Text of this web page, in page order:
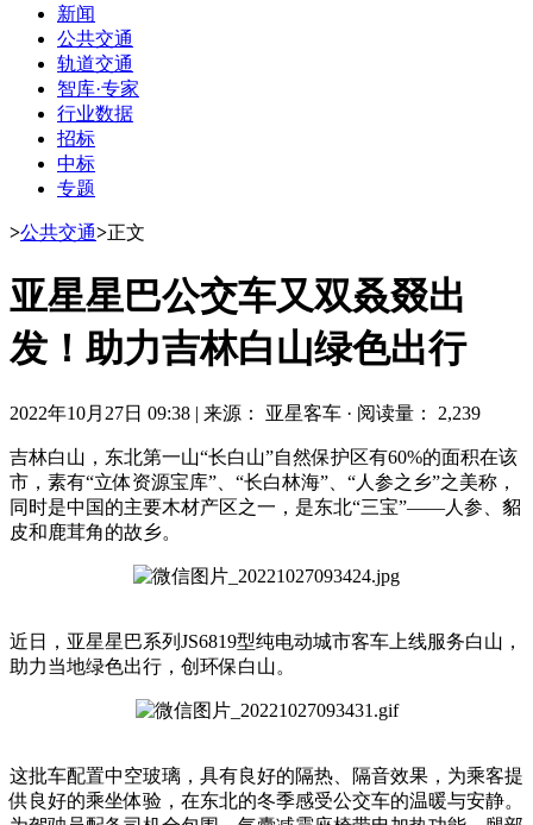
新闻
公共交通
轨道交通
智库·专家
行业数据
招标
中标
专题
>公共交通>正文
亚星星巴公交车又双叒叕出
发！助力吉林白山绿色出行
2022年10月27日 09:38 | 来源： 亚星客车 · 阅读量： 2,239
吉林白山，东北第一山“长白山”自然保护区有60%的面积在该
市，素有“立体资源宝库”、“长白林海”、“人参之乡”之美称，
同时是中国的主要木材产区之一，是东北“三宝”——人参、貂
皮和鹿茸角的故乡。
近日，亚星星巴系列JS6819型纯电动城市客车上线服务白山，
助力当地绿色出行，创环保白山。
这批车配置中空玻璃，具有良好的隔热、隔音效果，为乘客提
供良好的乘坐体验，在东北的冬季感受公交车的温暖与安静。